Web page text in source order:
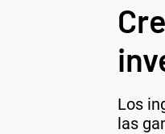
Los
las